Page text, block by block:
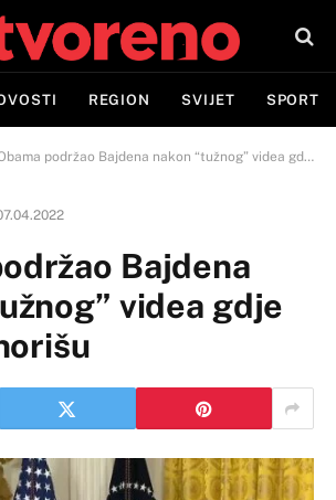
REGION SVIJET SPORT
podržao Bajdena nakon “tužnog” videa gdje ga svi ignorišu
Bajdena
videa gdje